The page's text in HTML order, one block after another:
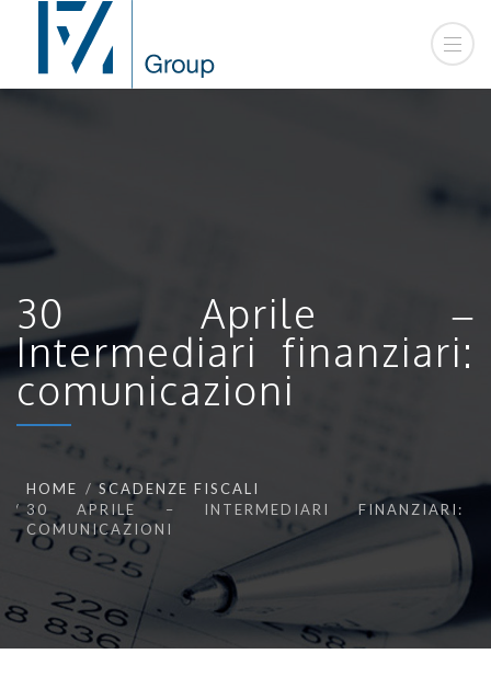
30 Aprile –
Intermediari finanziari:
comunicazioni
HOME
SCADENZE FISCALI
30 APRILE – INTERMEDIARI FINANZIARI:
COMUNICAZIONI